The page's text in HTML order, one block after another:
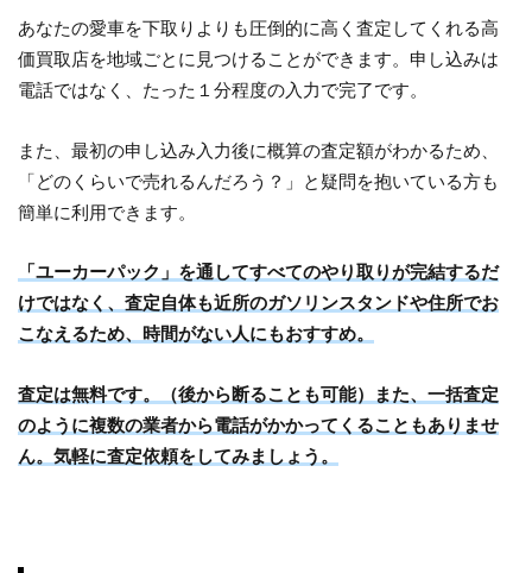
あなたの愛車を下取りよりも圧倒的に高く査定してくれる高
価買取店を地域ごとに見つけることができます。申し込みは
電話ではなく、たった１分程度の入力で完了です。
また、最初の申し込み入力後に概算の査定額がわかるため、
「どのくらいで売れるんだろう？」と疑問を抱いている方も
簡単に利用できます。
「ユーカーパック」を通してすべてのやり取りが完結するだ
けではなく、査定自体も近所のガソリンスタンドや住所でお
こなえるため、時間がない人にもおすすめ。
査定は無料です。（後から断ることも可能）また、一括査定
のように複数の業者から電話がかかってくることもありませ
ん。気軽に査定依頼をしてみましょう。